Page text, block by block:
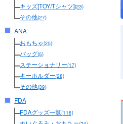
キッズ[TOY/Tシャツ](23)
その他(27)
ANA
おもちゃ(25)
バッグ(5)
ステーショナリー(17)
キーホルダー(28)
その他(39)
FDA
FDAグッズ一覧(116)